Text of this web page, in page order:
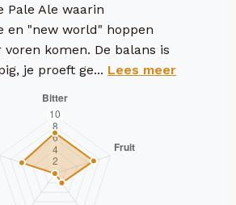
Pale Ale waarin
en "new world" hoppen
komen. De balans is
je proeft ge... Lees meer